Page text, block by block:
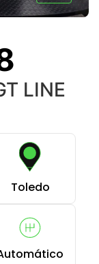
LINE
Toledo